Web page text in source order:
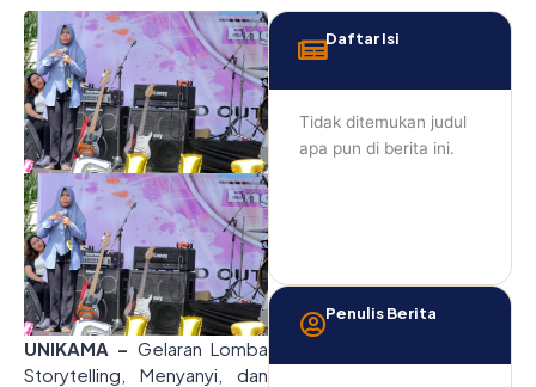
UNIKAMA – Gelaran Lomba
Storytelling, Menyanyi, dan
Daftar Isi
Tidak ditemukan judul
apa pun di berita ini.
Penulis Berita